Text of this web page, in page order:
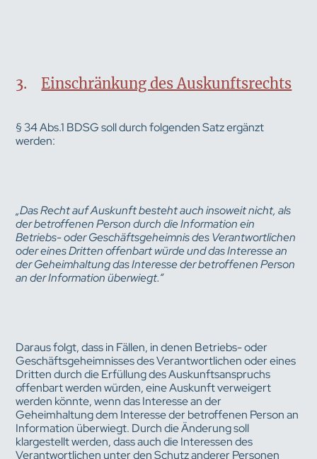
3. Einschränkung des Auskunftsrechts
§ 34 Abs.1 BDSG soll durch folgenden Satz ergänzt
werden:
„Das Recht auf Auskunft besteht auch insoweit nicht, als
der betroffenen Person durch die Information ein
Betriebs- oder Geschäftsgeheimnis des Verantwortlichen
oder eines Dritten offenbart würde und das Interesse an
der Geheimhaltung das Interesse der betroffenen Person
an der Information überwiegt.“
Daraus folgt, dass in Fällen, in denen Betriebs- oder
Geschäftsgeheimnisses des Verantwortlichen oder eines
Dritten durch die Erfüllung des Auskunftsanspruchs
offenbart werden würden, eine Auskunft verweigert
werden könnte, wenn das Interesse an der
Geheimhaltung dem Interesse der betroffenen Person an
Information überwiegt. Durch die Änderung soll
klargestellt werden, dass auch die Interessen des
Verantwortlichen unter den Schutz anderer Personen